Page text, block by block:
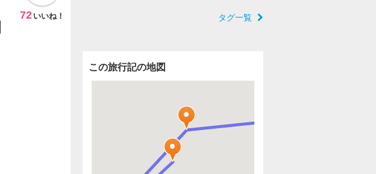
72 いいね！ タグ一覧
この旅行記の地図